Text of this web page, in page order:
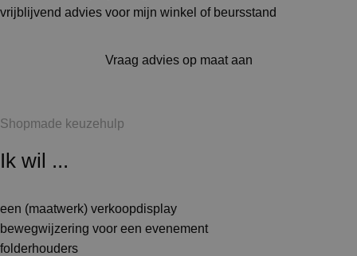
vrijblijvend advies voor mijn winkel of beursstand
Vraag advies op maat aan
Shopmade keuzehulp
Ik wil ...
een (maatwerk) verkoopdisplay
bewegwijzering voor een evenement
folderhouders